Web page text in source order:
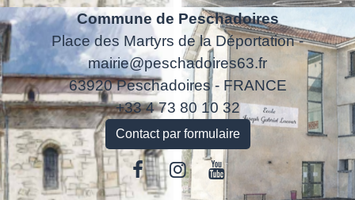
Commune de Peschadoires
Place des Martyrs de la Déportation -
mairie@peschadoires63.fr
63920 Peschadoires - FRANCE
+33 4 73 80 10 32
Contact par formulaire